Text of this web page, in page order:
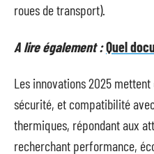
roues de transport).
A lire également :Quel
Les innovations 2025
sécurité, et compatibilité
thermiques, répondant aux
recherchant performance,